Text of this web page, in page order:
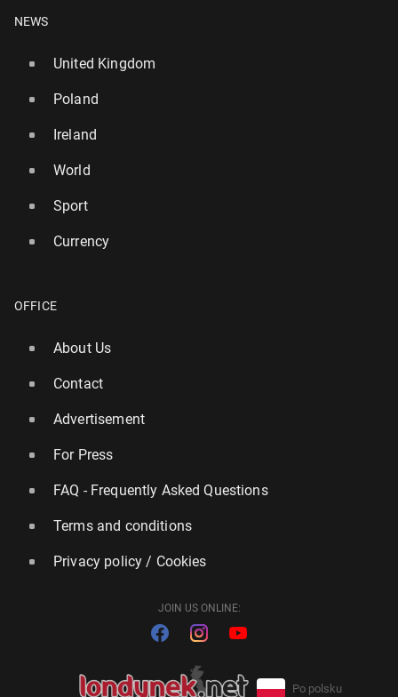
NEWS
United Kingdom
Poland
Ireland
World
Sport
Currency
OFFICE
About Us
Contact
Advertisement
For Press
FAQ - Frequently Asked Questions
Terms and conditions
Privacy policy / Cookies
JOIN US ONLINE:
Po polsku